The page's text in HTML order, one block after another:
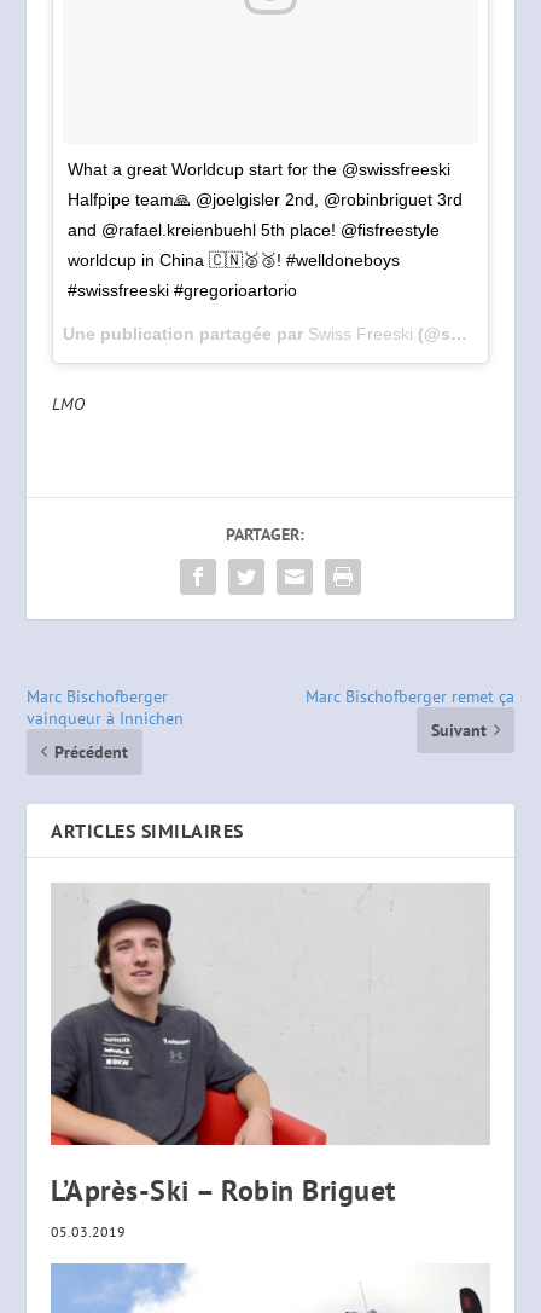
What a great Worldcup start for the @swissfreeski
Halfpipe team🙏 @joelgisler 2nd, @robinbriguet 3rd
and @rafael.kreienbuehl 5th place! @fisfreestyle
worldcup in China 🇨🇳🥈🥉! #welldoneboys
#swissfreeski #gregorioartorio
Une publication partagée par Swiss Freeski (@swissfreeski) le
LMO
PARTAGER:
Marc Bischofberger
vainqueur à Innichen
Précédent
Marc Bischofberger remet ça
Suivant
ARTICLES SIMILAIRES
L’Après-Ski – Robin Briguet
05.03.2019